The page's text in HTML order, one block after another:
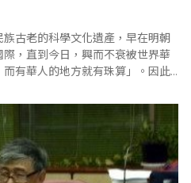
古老的科學文化遺產，早在明朝
，直到今日，興而不衰被世界華
有華人的地方就有珠算」。因此
寫的＜數術記遺＞一書中就已提
我國這一傳統珠算，加減用一上
乘除法則用九..